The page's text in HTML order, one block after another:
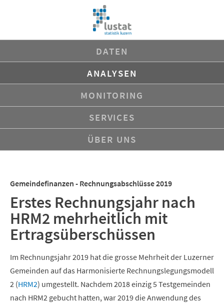
DATEN
ANALYSEN
MONITORING
SERVICES
ÜBER UNS
Gemeindefinanzen - Rechnungsabschlüsse 2019
Erstes Rechnungsjahr nach
HRM2 mehrheitlich mit
Ertragsüberschüssen
Im Rechnungsjahr 2019 hat die grosse Mehrheit der Luzerner
Gemeinden auf das Harmonisierte Rechnungslegungsmodell
2 (HRM2) umgestellt. Nachdem 2018 einzig 5 Testgemeinden
nach HRM2 gebucht hatten, war 2019 die Anwendung des